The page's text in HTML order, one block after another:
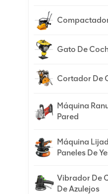
Gato De
Cortador De
Máquina
Pared
Máquina
Paneles De
Vibrador De
De Azulejos